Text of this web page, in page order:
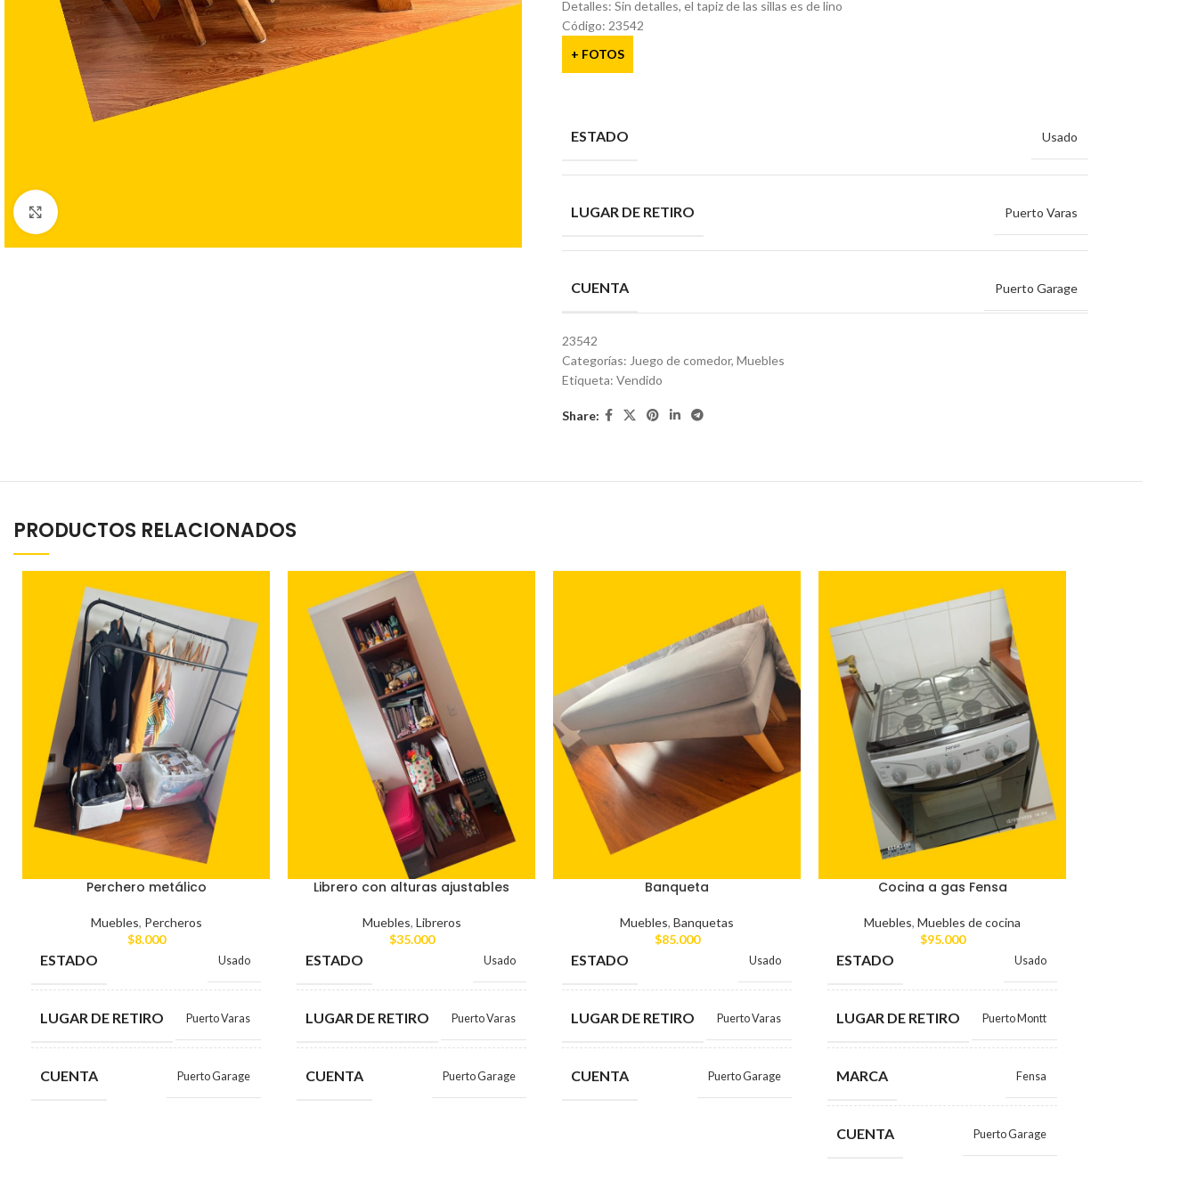
Detalles: Sin detalles, el tapiz de las sillas es de lino
Código: 23542
+ FOTOS
ESTADO Usado
LUGAR DE RETIRO Puerto Varas
CUENTA Puerto Garage
23542
Categorías: Juego de comedor, Muebles
Etiqueta: Vendido
Share:
PRODUCTOS RELACIONADOS
Perchero metálico
Muebles, Percheros
$8.000
ESTADO Usado
LUGAR DE RETIRO Puerto Varas
CUENTA Puerto Garage
Librero con alturas ajustables
Muebles, Libreros
$35.000
ESTADO Usado
LUGAR DE RETIRO Puerto Varas
CUENTA Puerto Garage
Banqueta
Muebles, Banquetas
$85.000
ESTADO Usado
LUGAR DE RETIRO Puerto Varas
CUENTA Puerto Garage
Cocina a gas Fensa
Muebles, Muebles de cocina
$95.000
ESTADO Usado
LUGAR DE RETIRO Puerto Montt
MARCA Fensa
CUENTA Puerto Garage